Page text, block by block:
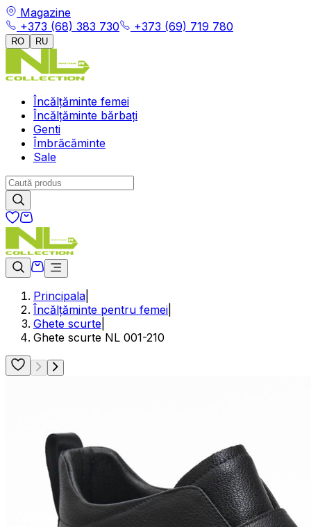
Magazine
+373 (68) 383 730
+373 (69) 719 780
RO RU
Încălțăminte femei
Încălțăminte bărbați
Genti
Îmbrăcăminte
Sale
Principala
Încălțăminte pentru femei
Ghete scurte
Ghete scurte NL 001-210